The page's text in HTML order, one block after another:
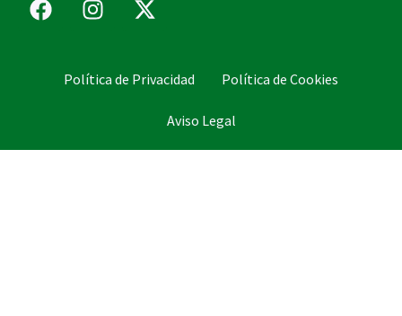
a
k
n
a
a
-
i
e
Política de Privacidad Política de Cookies
Aviso Legal